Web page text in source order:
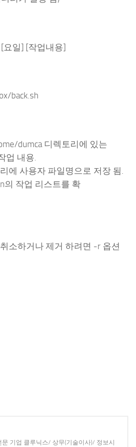
요일] [작업내용]
back.sh
dumca 디렉토리에 있는
업 내용.
에 사용자 파일명으로 저장 됨.
의 작업 리스트를 확
소하거나 제거 하려면 -r 옵션
문 기업 클루닉스/ 상무(기술이사)/ 정보시